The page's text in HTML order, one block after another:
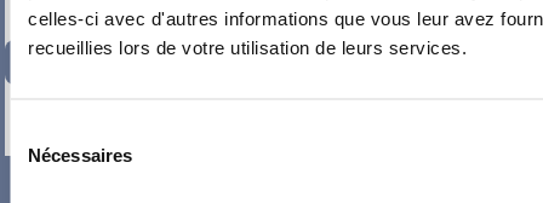
celles-ci avec d'autres informations que vous leur avez
recueillies lors de votre utilisation de leurs services.
du Nécessaires
352,33€